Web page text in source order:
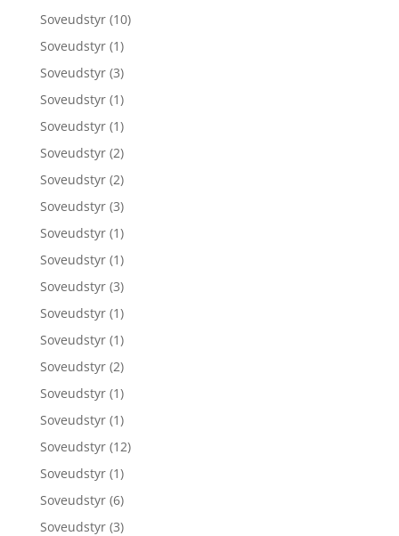
Soveudstyr (10)
Soveudstyr (1)
Soveudstyr (3)
Soveudstyr (1)
Soveudstyr (1)
Soveudstyr (2)
Soveudstyr (2)
Soveudstyr (3)
Soveudstyr (1)
Soveudstyr (1)
Soveudstyr (3)
Soveudstyr (1)
Soveudstyr (1)
Soveudstyr (2)
Soveudstyr (1)
Soveudstyr (1)
Soveudstyr (12)
Soveudstyr (1)
Soveudstyr (6)
Soveudstyr (3)